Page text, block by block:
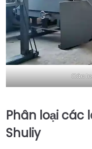
Các
Phân loại các
Shuliy